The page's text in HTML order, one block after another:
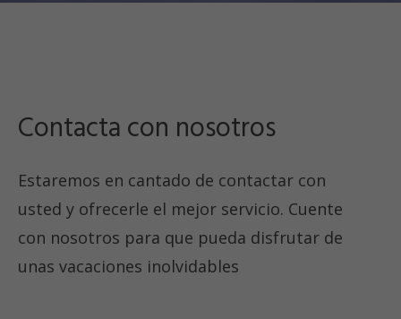
Contacta con nosotros
Estaremos en cantado de contactar con
usted y ofrecerle el mejor servicio. Cuente
con nosotros para que pueda disfrutar de
unas vacaciones inolvidables